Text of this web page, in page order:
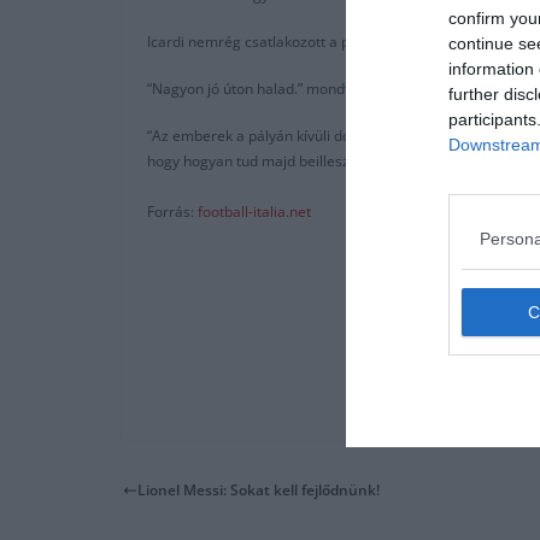
confirm
continue
information
further
Icardi nemrég csatlakozott a párizsi alakulathoz,
“Nagyon jó úton halad.” mondta a The Best FIFA Football
“Az emberek a pályán kívüli dolgok miatt ítélik el őt, és
hogy hogyan tud majd beilleszkedni a csapatba, ha ez
Forrás: football-italia.net
Lionel Messi: Sokat kell fejlődnünk!